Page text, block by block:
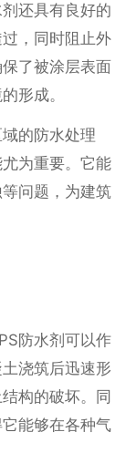
还具有良好的
，同时阻止外
了被涂层表面
形成。
的防水处理
为重要。它能
问题，为建筑
防水剂可以作
浇筑后迅速形
构的破坏。同
能够在各种气